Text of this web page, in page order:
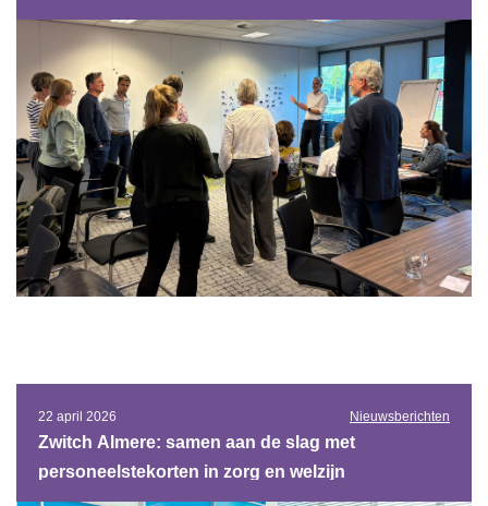
22 april 2026 Nieuwsberichten
Zwitch Almere: samen aan de slag met
personeelstekorten in zorg en welzijn